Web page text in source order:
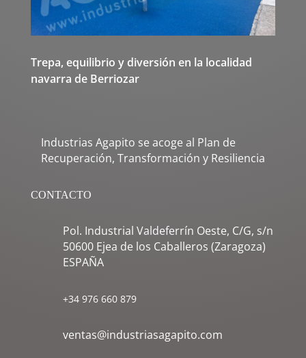
Trepa, equilibrio y diversión en la localidad
navarra de Berriozar
Industrias Agapito se acoge al Plan de
Recuperación, Transformación y Resiliencia
CONTACTO
Pol. Industrial Valdeferrín Oeste, C/G, s/n
50600 Ejea de los Caballeros (Zaragoza)
ESPAÑA
+34 976 660 879
ventas@industriasagapito.com